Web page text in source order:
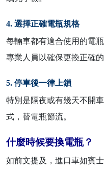
4. 選擇正確電瓶規格
每輛車都有適合使用的電
專業人員以確保更換正確的
5. 停車後一律上鎖
特別是隔夜或有幾天不開
式，替電瓶節流。
什麼時候要換電瓶？
如前文提及，進口車如賓